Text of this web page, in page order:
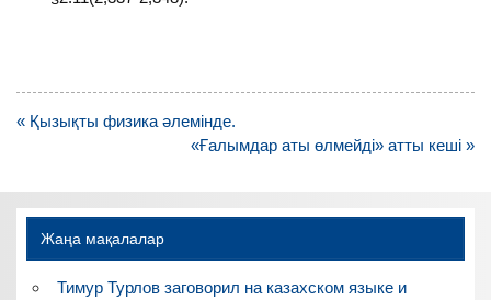
Навигация
« Қызықты физика әлемінде.
«Ғалымдар аты өлмейді» атты кеші »
Жаңа мақалалар
Тимур Турлов заговорил на казахском языке и